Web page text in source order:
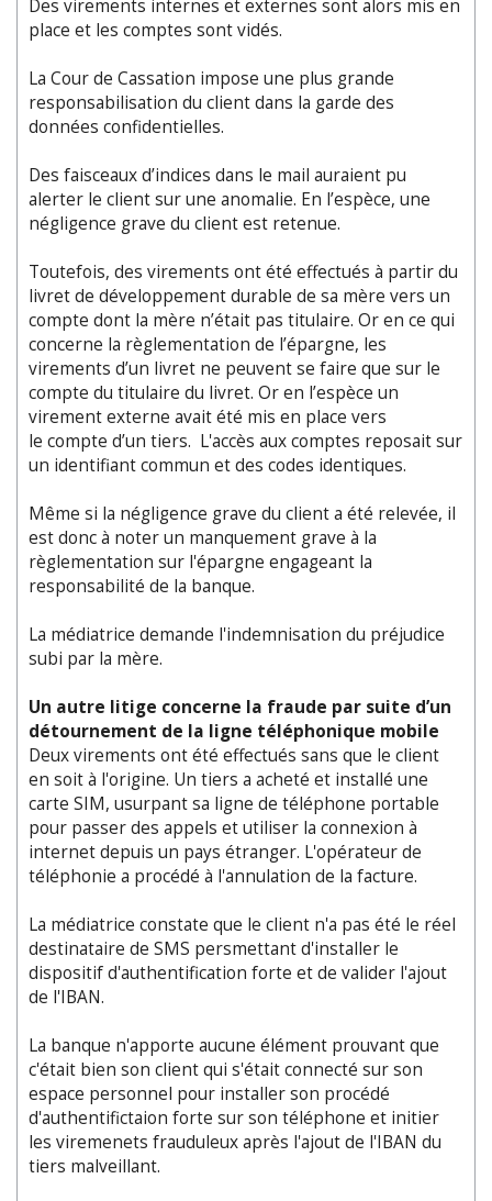
Des virements internes et externes sont alors mis en
place et les comptes sont vidés.
La Cour de Cassation impose une plus grande
responsabilisation du client dans la garde des
données confidentielles.
Des faisceaux d’indices dans le mail auraient pu
alerter le client sur une anomalie. En l’espèce, une
négligence grave du client est retenue.
Toutefois, des virements ont été effectués à partir du
livret de développement durable de sa mère vers un
compte dont la mère n’était pas titulaire. Or en ce qui
concerne la règlementation de l’épargne, les
virements d’un livret ne peuvent se faire que sur le
compte du titulaire du livret. Or en l’espèce un
virement externe avait été mis en place vers
le compte d’un tiers. L'accès aux comptes reposait sur
un identifiant commun et des codes identiques.
Même si la négligence grave du client a été relevée, il
est donc à noter un manquement grave à la
règlementation sur l'épargne engageant la
responsabilité de la banque.
La médiatrice demande l'indemnisation du préjudice
subi par la mère.
Un autre litige concerne la fraude par suite d’un
détournement de la ligne téléphonique mobile
Deux virements ont été effectués sans que le client
en soit à l'origine. Un tiers a acheté et installé une
carte SIM, usurpant sa ligne de téléphone portable
pour passer des appels et utiliser la connexion à
internet depuis un pays étranger. L'opérateur de
téléphonie a procédé à l'annulation de la facture.
La médiatrice constate que le client n'a pas été le réel
destinataire de SMS persmettant d'installer le
dispositif d'authentification forte et de valider l'ajout
de l'IBAN.
La banque n'apporte aucune élément prouvant que
c'était bien son client qui s'était connecté sur son
espace personnel pour installer son procédé
d'authentifictaion forte sur son téléphone et initier
les viremenets frauduleux après l'ajout de l'IBAN du
tiers malveillant.